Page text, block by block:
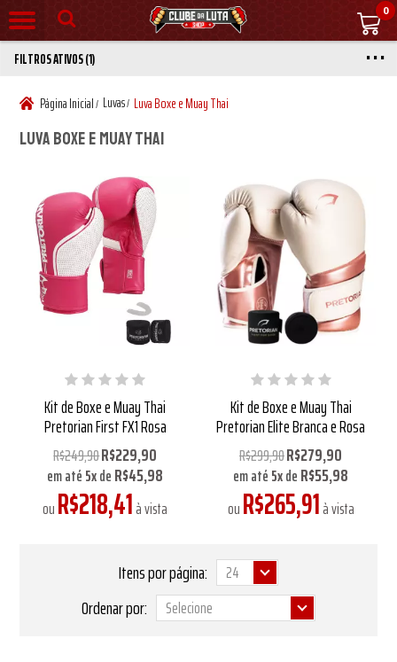
0
Página Inicial/ Luvas/ Luva Boxe e Muay Thai
FILTROS ATIVOS (1)
Luva Boxe e Muay Thai
Kit de Boxe e Muay Thai
Pretorian First FX1 Rosa
R$249,90R$229,90
em até5xdeR$45,98
ouR$218,41à vista
Kit de Boxe e Muay Thai
Pretorian Elite Branca e Rosa
R$299,90R$279,90
em até5xdeR$55,98
ouR$265,91à vista
Itens por página:
Ordenar por: